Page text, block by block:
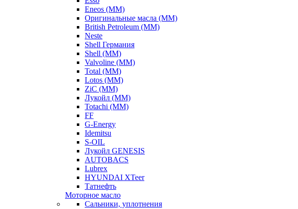
Eneos (ММ)
Оригинальные масла (ММ)
British Petroleum (ММ)
Neste
Shell Германия
Shell (ММ)
Valvoline (ММ)
Total (ММ)
Lotos (ММ)
ZiC (ММ)
Лукойл (ММ)
Totachi (MM)
FF
G-Energy
Idemitsu
S-OIL
Лукойл GENESIS
AUTOBACS
Lubrex
HYUNDAI XTeer
Татнефть
Моторное масло
Сальники, уплотнения